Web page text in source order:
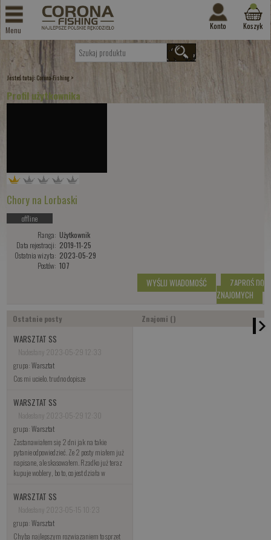
Menu Konto Koszyk
Jesteś tutaj: Corona-Fishing >
Profil użytkownika
Chory na Lorbaski
offline
Ranga: Użytkownik
Data rejestracji: 2019-11-25
Ostatnia wizyta: 2023-05-29
Postów: 107
WYŚLIJ WIADOMOŚĆ
ZAPROŚ DO
ZNAJOMYCH
Ostatnie posty
WARSZTAT SS
Nadesłany 2023-05-29 12:33
grupa:Warsztat
Cos mi ucielo. trudno dopisze
WARSZTAT SS
Nadesłany 2023-05-29 12:30
grupa:Warsztat
Zastanawiałem się 2 dni jak na takie
pytanie odpowiedzieć. Ze 2 posty miałem już
napisane, ale skasowałem. Rzadko już teraz
kupuje woblery, bo to, co jest działa w
WARSZTAT SS
Nadesłany 2023-05-15 10:23
grupa:Warsztat
Chyba najlepszym rozwiazaniem to sprzet
Znajomi ()